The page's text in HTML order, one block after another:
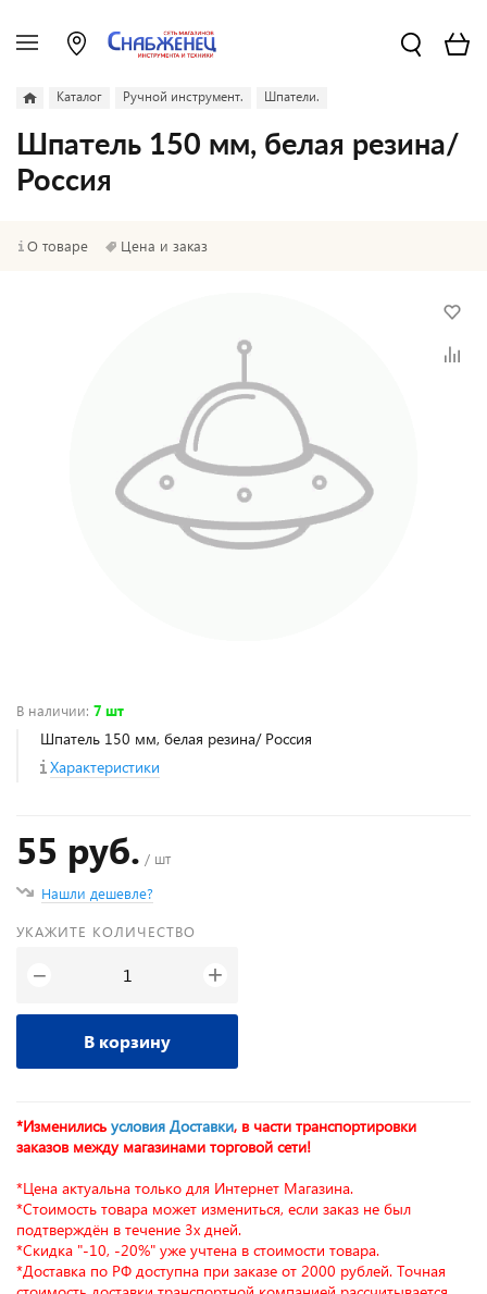
Каталог Ручной инструмент. Шпатели.
Шпатель 150 мм, белая резина/
Россия
О товаре Цена и заказ
В наличии: 7 шт
Шпатель 150 мм, белая резина/ Россия
Характеристики
55 руб. / шт
Нашли дешевле?
УКАЖИТЕ КОЛИЧЕСТВО
− +
В корзину
*Изменились условия Доставки, в части транспортировки
заказов между магазинами торговой сети!
*Цена актуальна только для Интернет Магазина.
*Стоимость товара может измениться, если заказ не был
подтверждён в течение 3х дней.
*Скидка "-10, -20%" уже учтена в стоимости товара.
*Доставка по РФ доступна при заказе от 2000 рублей. Точная